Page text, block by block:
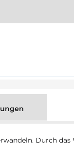
Durch das